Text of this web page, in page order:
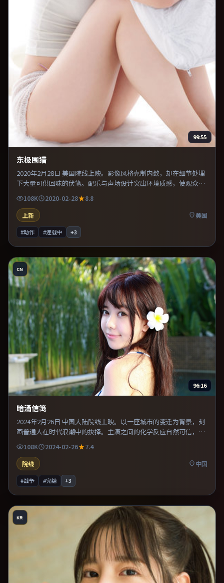
99:55
东极围猎
2020年2月28日 美国院线上映。影像风格克制内敛，却在细节处埋
下大量可供回味的伏笔。配乐与声场设计突出环境质感，使观众更
108K 2020-02-28
8.8
上新
美国
#动作 #连载中 +3
CN
96:16
暗涌信笺
2024年2月26日 中国大陆院线上映。以一座城市的变迁为背景，刻
画普通人在时代浪潮中的抉择。主演之间的化学反应自然可信，对
手戏张力贯穿全片。推荐给偏爱群像戏与命运母题的影迷。
108K 2024-02-26
7.4
院线
中国
#战争 #完结 +3
KR